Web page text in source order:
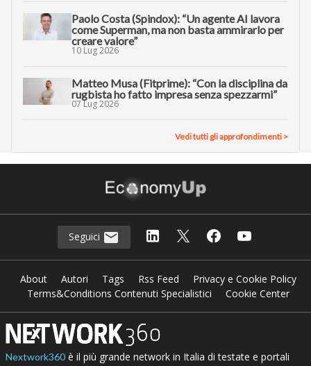
Paolo Costa (Spindox): “Un agente AI lavora
come Superman, ma non basta ammirarlo per
creare valore”
10 Lug 2026
Matteo Musa (Fitprime): “Con la disciplina da
rugbista ho fatto impresa senza spezzarmi”
07 Lug 2026
Vedi tutti gli approfondimenti >
Seguici
About Autori Tags Rss Feed
Privacy e Cookie Policy
Terms&Conditions Contenuti Specialistici
Cookie Center
Nextwork360è il più grande network in Italia di testate e portali